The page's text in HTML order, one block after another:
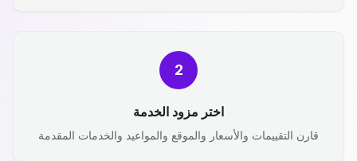
2
اختر مزود الخدمة
قارن التقييمات والأسعار والموقع والمواعيد والخدمات المقدمة